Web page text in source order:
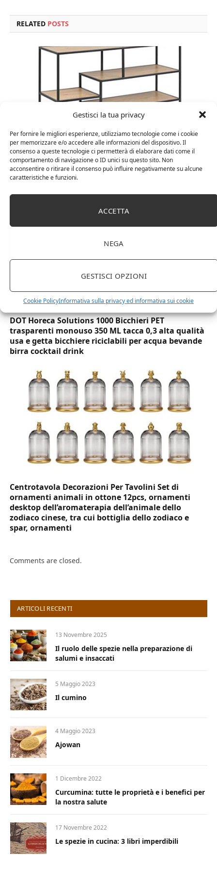
Gestisci la tua privacy
Per fornire le migliori esperienze, utilizziamo tecnologie come i cookie
per memorizzare e/o accedere alle informazioni del dispositivo. Il
consenso a queste tecnologie ci permetterà di elaborare dati come il
comportamento di navigazione o ID unici su questo sito. Non
acconsentire o ritirare il consenso può influire negativamente su alcune
caratteristiche e funzioni.
ACCETTA
NEGA
GESTISCI OPZIONI
Cookie PolicyInformativa sulla privacy ed informativa sui cookie
RELATED POSTS
Amazon Basics Martin – Libreria, 35 x 114 x 78 cm
(Lu x La x A), effetto quercia(In precedenza
DOT Horeca Solutions 1000 Bicchieri PET
trasparenti monouso 350 ML tacca 0,3 alta qualità
usa e getta bicchiere riciclabili per acqua bevande
birra cocktail drink
Centrotavola Decorazioni Per Tavolini Set di
ornamenti animali in ottone 12pcs, ornamenti
desktop dell’aromaterapia dell’animale dello
zodiaco cinese, tra cui bottiglia dello zodiaco e
spar, ornamenti
Comments are closed.
ARTICOLI RECENTI
13 Novembre 2025
Il ruolo delle spezie nella preparazione di
salumi e insaccati
5 Maggio 2023
Il cumino
4 Maggio 2023
Ajowan
1 Dicembre 2022
Curcumina: tutte le proprietà e i benefici per
la nostra salute
17 Novembre 2022
Le spezie in cucina: 3 libri imperdibili